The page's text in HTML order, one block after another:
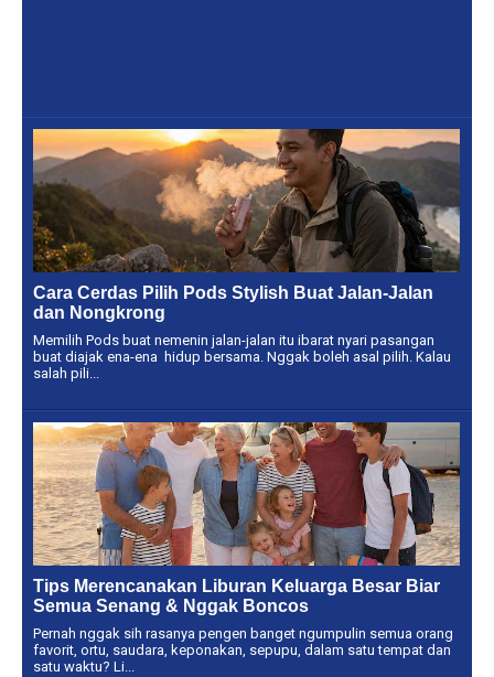
Cara Cerdas Pilih Pods Stylish Buat Jalan-Jalan
dan Nongkrong
Memilih Pods buat nemenin jalan-jalan itu ibarat nyari pasangan
buat diajak ena-ena hidup bersama. Nggak boleh asal pilih. Kalau
salah pili...
Tips Merencanakan Liburan Keluarga Besar Biar
Semua Senang & Nggak Boncos
Pernah nggak sih rasanya pengen banget ngumpulin semua orang
favorit, ortu, saudara, keponakan, sepupu, dalam satu tempat dan
satu waktu? Li...